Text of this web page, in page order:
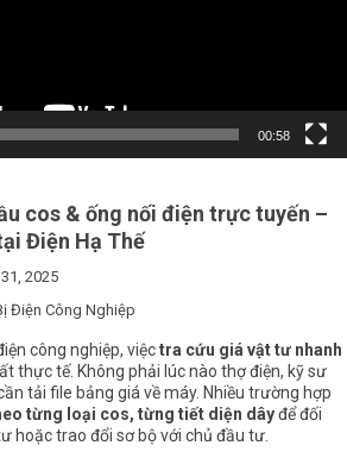
00:58
cos & ống nối điện trực tuyến –
Điện Hạ Thế
2025
Điện Công Nghiệp
công nghiệp, việctra cứu giá vật tư nhanh
thực tế. Không phải lúc nào thợ điện, kỹ sư
tải file bảng giá về máy. Nhiều trường hợp
từng loại cos, từng tiết diện dâyđể đối
hoặc trao đổi sơ bộ với chủ đầu tư.